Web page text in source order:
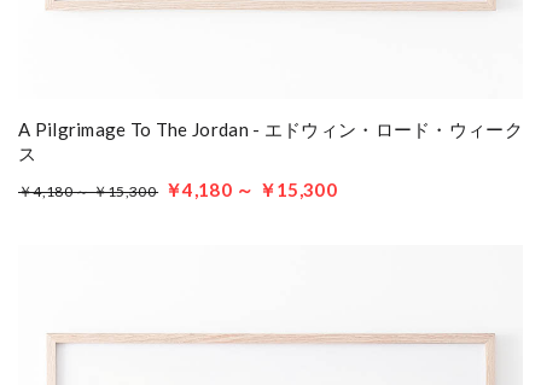
A Pilgrimage To The Jordan - エドウィン・ロード・ウィーク
ス
￥4,180 ～ ￥15,300 ￥4,180 ～ ￥15,300